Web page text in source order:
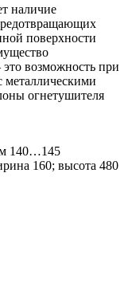
наличие
поверхности
возможность при
металлическими
огнетушителя
140…145
160; высота 480